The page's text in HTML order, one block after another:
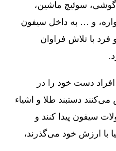
سوئیچ ماشین،
و … به داخل سیفون
با تلاش فراوان
دست خود را در
دستبند طلا و اشیاء
سیفون پیدا کنند و
با ارزش خود می‌گذرند،